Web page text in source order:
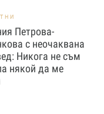
Петрова-
с неочаквана
Никога не съм
някой да ме